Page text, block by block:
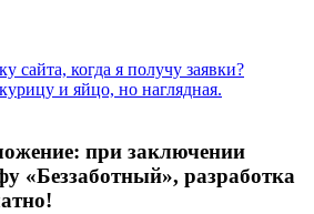
сайта, когда я получу заявки?
и яйцо, но наглядная.
при заключении
«Беззаботный», разработка